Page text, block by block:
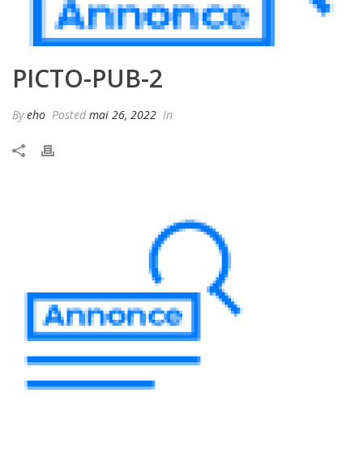
PICTO-PUB-2
Byeho Posted mai 26, 2022 In